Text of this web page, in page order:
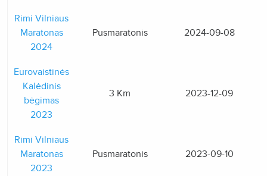
Rimi Vilniaus
Maratonas
2024
Pusmaratonis 2024-09-08
Eurovaistinės
Kalėdinis
bėgimas
2023
3 Km 2023-12-09
Rimi Vilniaus
Maratonas
2023
Pusmaratonis 2023-09-10